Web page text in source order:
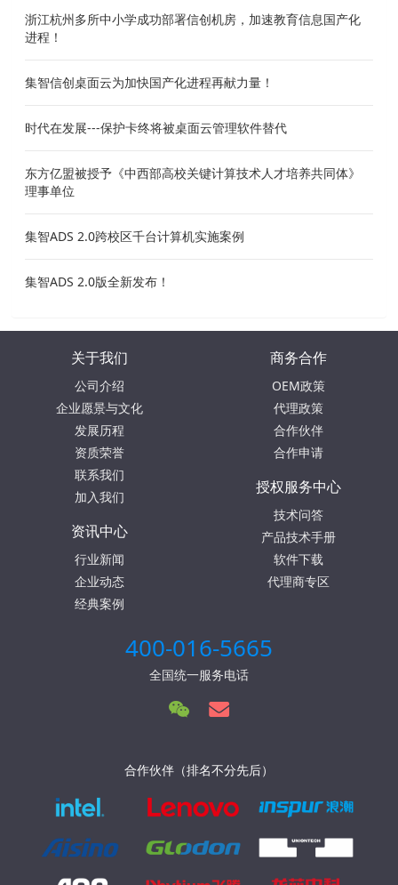
浙江杭州多所中小学成功部署信创机房，加速教育信息国产化
进程！
集智信创桌面云为加快国产化进程再献力量！
时代在发展---保护卡终将被桌面云管理软件替代
东方亿盟被授予《中西部高校关键计算技术人才培养共同体》
理事单位
集智ADS 2.0跨校区千台计算机实施案例
集智ADS 2.0版全新发布！
关于我们
公司介绍
企业愿景与文化
发展历程
资质荣誉
联系我们
加入我们
商务合作
OEM政策
代理政策
合作伙伴
合作申请
授权服务中心
技术问答
产品技术手册
软件下载
代理商专区
资讯中心
行业新闻
企业动态
经典案例
400-016-5665
全国统一服务电话
合作伙伴（排名不分先后）